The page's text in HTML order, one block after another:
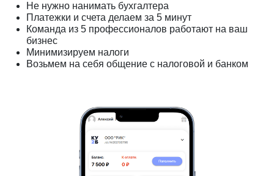
Не нужно нанимать бухгалтера
Платежки и счета делаем за 5 минут
Команда из 5 профессионалов работают на ваш
бизнес
Минимизируем налоги
Возьмем на себя общение с налоговой и банком